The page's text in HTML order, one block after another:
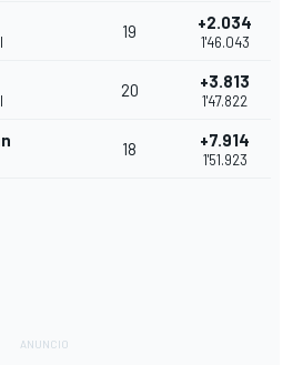
19 +2.034
1'46.043
20 +3.813
1'47.822
18 +7.914
1'51.923